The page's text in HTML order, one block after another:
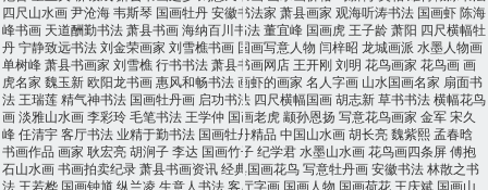
四尺山水画尹沧海韦斯琴 国画牡丹安徽书法家 萧县画家 观海听涛书法 国画虾陈海
峰书画 天道酬勤书法萧县书画海纳百川书法董宜峰 国画虎 王子龄萧阳 四尺横幅牡
丹宁静致远书法刘金荣画家 刘雪樵书画 国画写意人物 闫梓昭 龙城画派 水墨人物画
单树峰萧县书画家 刘雪樵行书书法萧县书画网店 王开刚刘明 花鸟画家 花鸟画画
虎名家 魏玉新欧阳龙书画惠风和畅书法画虾的画家 名人字画 山水国画名家 扇面书
法 王瑞莲精气神书法 国画牡丹画 启功书法 四尺横幅国画胡志新草书书法横幅花鸟
画淡雅山水画李彩玲毛笔书法 王学仲 国画老虎颛孙恩扬 写意花鸟画家 金军宋久
峰任清宇客厅书法业精于勤书法 国画牡丹精品 中国山水画胡长亮魏紫熙孟春晗
书画作品 画家 耿宏亮胡涧子李达 国画竹子纪学君水墨山水画花鸟画四条屏傅抱
石山水画书画拍卖纪录萧县书画资讯经典国画花鸟写意牡丹画安徽书法林散之书
法 王若桦 国画钟馗纵兰凌 生意人书法客厅字画 国画人物 国画荷花 王庆斌 国画山